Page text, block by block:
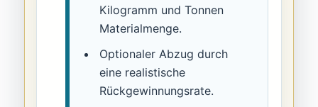
Kilogramm und Tonnen
Materialmenge.
Optionaler Abzug durch
eine realistische
Rückgewinnungsrate.